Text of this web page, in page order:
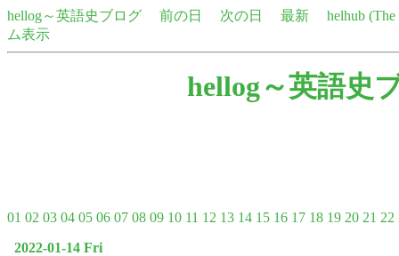
hellog～英語史ブログ 前の日 次の日 最新
helhub
ム表示
hellog～英語史
01 02 03 04 05 06 07 08 09 10 11 12 13 14 15 16 17 18 19 20 21 22
2022-01-14 Fri